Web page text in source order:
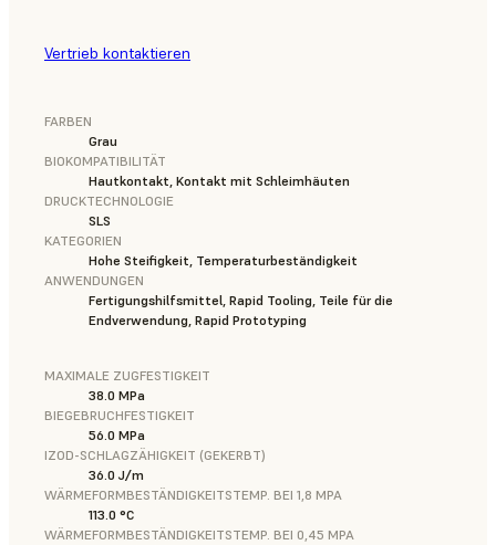
Vertrieb kontaktieren
FARBEN
Grau
BIOKOMPATIBILITÄT
Hautkontakt, Kontakt mit Schleimhäuten
DRUCKTECHNOLOGIE
SLS
KATEGORIEN
Hohe Steifigkeit, Temperaturbeständigkeit
ANWENDUNGEN
Fertigungshilfsmittel, Rapid Tooling, Teile für die
Endverwendung, Rapid Prototyping
MAXIMALE ZUGFESTIGKEIT
38.0 MPa
BIEGEBRUCHFESTIGKEIT
56.0 MPa
IZOD-SCHLAGZÄHIGKEIT (GEKERBT)
36.0 J/m
WÄRMEFORMBESTÄNDIGKEITSTEMP. BEI 1,8 MPA
113.0 °C
WÄRMEFORMBESTÄNDIGKEITSTEMP. BEI 0,45 MPA